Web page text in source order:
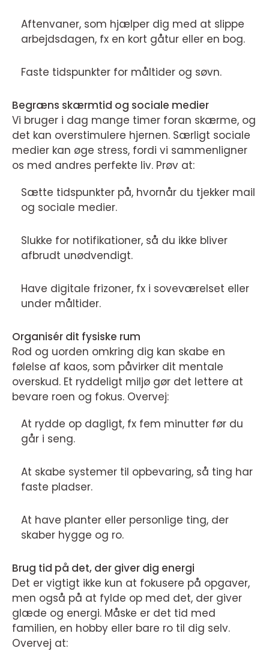
Aftenvaner, som hjælper dig med at slippe
arbejdsdagen, fx en kort gåtur eller en bog.
Faste tidspunkter for måltider og søvn.
Begræns skærmtid og sociale medier
Vi bruger i dag mange timer foran skærme, og
det kan overstimulere hjernen. Særligt sociale
medier kan øge stress, fordi vi sammenligner
os med andres perfekte liv. Prøv at:
Sætte tidspunkter på, hvornår du tjekker mail
og sociale medier.
Slukke for notifikationer, så du ikke bliver
afbrudt unødvendigt.
Have digitale frizoner, fx i soveværelset eller
under måltider.
Organisér dit fysiske rum
Rod og uorden omkring dig kan skabe en
følelse af kaos, som påvirker dit mentale
overskud. Et ryddeligt miljø gør det lettere at
bevare roen og fokus. Overvej:
At rydde op dagligt, fx fem minutter før du
går i seng.
At skabe systemer til opbevaring, så ting har
faste pladser.
At have planter eller personlige ting, der
skaber hygge og ro.
Brug tid på det, der giver dig energi
Det er vigtigt ikke kun at fokusere på opgaver,
men også på at fylde op med det, der giver
glæde og energi. Måske er det tid med
familien, en hobby eller bare ro til dig selv.
Overvej at: